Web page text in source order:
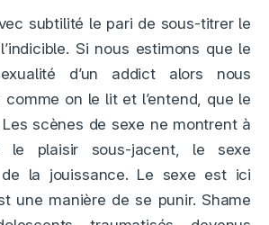
subtilité le pari de sous-titrer le
Si nous estimons que le
d’un addict alors nous
comme on le lit et l’entend, que le
scènes de sexe ne montrent à
le plaisir sous-jacent, le sexe
la jouissance. Le sexe est ici
une manière de se punir. Shame